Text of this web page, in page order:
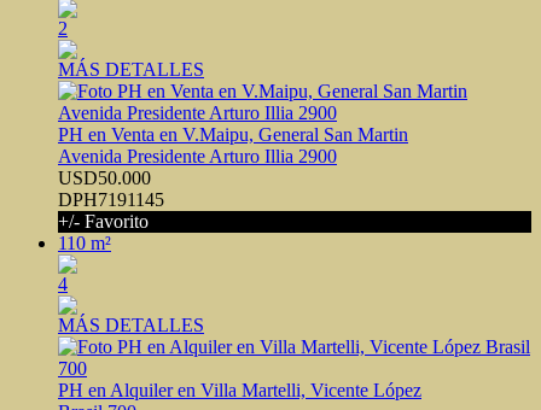
2
MÁS DETALLES
PH en Venta en V.Maipu, General San Martin
Avenida Presidente Arturo Illia 2900
USD50.000
DPH7191145
+/- Favorito
110 m²
4
MÁS DETALLES
PH en Alquiler en Villa Martelli, Vicente López